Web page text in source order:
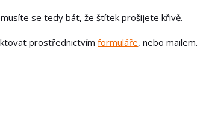
se tedy bát, že štítek prošijete křivě.
prostřednictvím formuláře, nebo mailem.